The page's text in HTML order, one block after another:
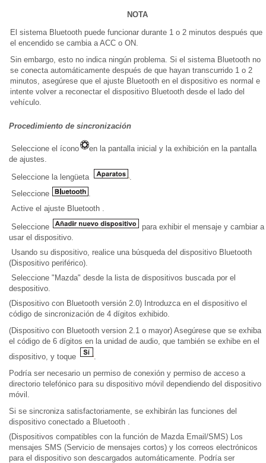
NOTA
El sistema Bluetooth puede funcionar durante 1 o 2 minutos después que
el encendido se cambia a ACC o ON.
Sin embargo, esto no indica ningún problema. Si el sistema Bluetooth no
se conecta automáticamente después de que hayan transcurrido 1 o 2
minutos, asegúrese que el ajuste Bluetooth en el dispositivo es normal e
intente volver a reconectar el dispositivo Bluetooth desde el lado del
vehículo.
Procedimiento de sincronización
Seleccione el ícono
en la pantalla inicial y la exhibición en la pantalla
de ajustes.
Seleccione la lengüeta
.
Seleccione
.
Active el ajuste Bluetooth .
Seleccione
para exhibir el mensaje y cambiar a
usar el dispositivo.
Usando su dispositivo, realice una búsqueda del dispositivo Bluetooth
(Dispositivo periférico).
Seleccione "Mazda" desde la lista de dispositivos buscada por el
despositivo.
(Dispositivo con Bluetooth versión 2.0) Introduzca en el dispositivo el
código de sincronización de 4 dígitos exhibido.
(Dispositivo con Bluetooth version 2.1 o mayor) Asegúrese que se exhiba
el código de 6 dígitos en la unidad de audio, que también se exhibe en el
dispositivo, y toque
.
Podría ser necesario un permiso de conexión y permiso de acceso a
directorio telefónico para su dispositivo móvil dependiendo del dispositivo
móvil.
Si se sincroniza satisfactoriamente, se exhibirán las funciones del
dispositivo conectado a Bluetooth .
(Dispositivos compatibles con la función de Mazda Email/SMS) Los
mensajes SMS (Servicio de mensajes cortos) y los correos electrónicos
para el dispositivo son descargados automáticamente. Podría ser